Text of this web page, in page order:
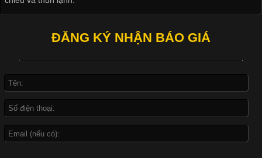
Áo phông là một trong những trang phục phổ biến nhất trong
Không chỉ xuất hiện trong thời trang thường ngày, áo phông còn
được ứng dụng rộng rãi trong ngành sản xuất may mặc, đặc
biệt là các sản phẩm từ vải thun. Hiện nay,
ĐĂNG KÝ NHẬN BÁO GIÁ